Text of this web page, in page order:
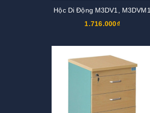
Hộc Di Động M3DV1, M3DVM1
1.716.000₫